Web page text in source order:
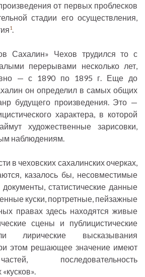
от первых проблесков
стадии его осуществления,
1.
Сахалин» Чехов трудился то с
перерывами несколько лет,
— с 1890 по 1895 г. Еще до
он определил в самых общих
будущего произведения. Это —
характера, в которой
художественные зарисовки,
наблюдениям.
в чеховских сахалинских очерках,
казалось бы, несовместимые
статистические данные
куски, портретные, пейзажные
правах здесь находятся живые
сцены и публицистические
лирические высказывания
этом решающее значение имеют
последовательность